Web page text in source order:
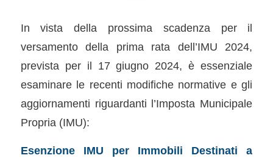
In vista della prossima scadenza per il
versamento della prima rata dell’IMU 2024,
prevista per il 17 giugno 2024, è essenziale
esaminare le recenti modifiche normative e gli
aggiornamenti riguardanti l’Imposta Municipale
Propria (IMU):
Esenzione IMU per Immobili Destinati a